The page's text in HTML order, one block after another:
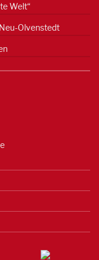
Welt“
Olvenstedt